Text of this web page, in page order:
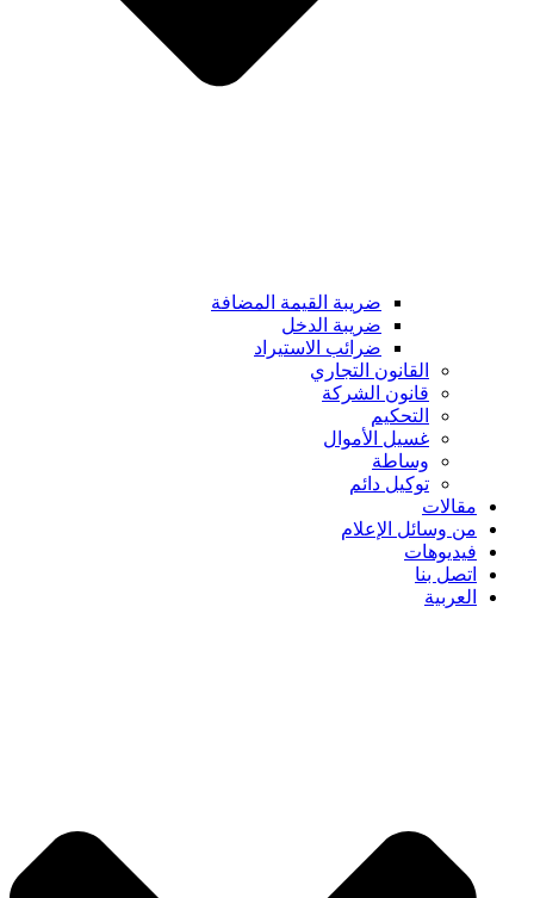
ضريبة القيمة المضافة
ضريبة الدخل
ضرائب الاستيراد
القانون التجاري
قانون الشركة
التحكيم
غسيل الأموال
وساطة
توكيل دائم
مقالات
من وسائل الإعلام
فيديوهات
اتصل بنا
العربية